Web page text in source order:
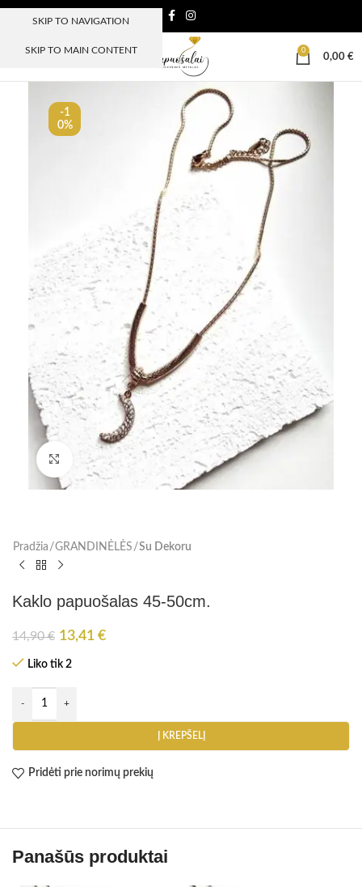
SKIP TO NAVIGATION
SKIP TO MAIN CONTENT
MENIU
0
0,00 €
-1
0%
Paspauskite, kad padidinti
Pradžia GRANDINĖLĖS Su Dekoru
Kaklo papuošalas 45-50cm.
14,90€ 13,41 €
Liko tik 2
Į KREPŠELĮ
Pridėti prie norimų prekių
Panašūs produktai